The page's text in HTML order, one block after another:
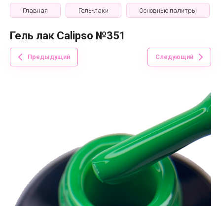
Главная Гель-лаки Основные палитры
Гель лак Calipso №351
Предыдущий Следующий